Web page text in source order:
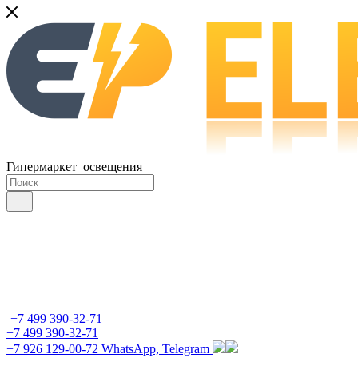
Гипермаркет освещения
+7 499 390-32-71
+7 499 390-32-71
+7 926 129-00-72 WhatsApp, Telegram